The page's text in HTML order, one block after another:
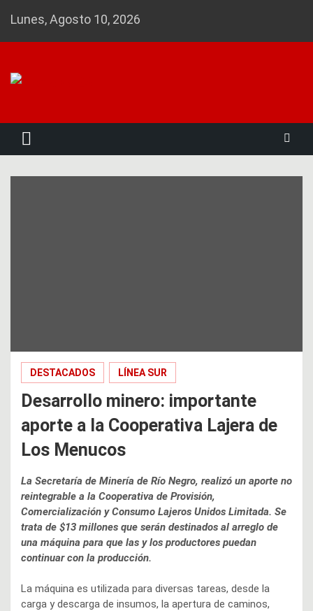
Lunes, Agosto 10, 2026
DESTACADOS LÍNEA SUR
Desarrollo minero: importante
aporte a la Cooperativa Lajera de
Los Menucos
La Secretaría de Minería de Río Negro, realizó un aporte no
reintegrable a la Cooperativa de Provisión,
Comercialización y Consumo Lajeros Unidos Limitada. Se
trata de $13 millones que serán destinados al arreglo de
una máquina para que las y los productores puedan
continuar con la producción.
La máquina es utilizada para diversas tareas, desde la
carga y descarga de insumos, la apertura de caminos,